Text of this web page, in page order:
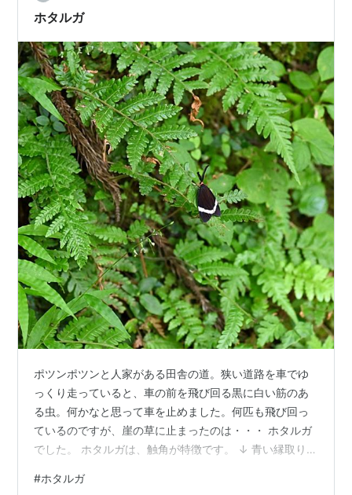
ホタルガ
ポツンポツンと人家がある田舎の道。狭い道路を車でゆ
っくり走っていると、車の前を飛び回る黒に白い筋のあ
る虫。何かなと思って車を止めました。何匹も飛び回っ
ているのですが、崖の草に止まったのは・・・ ホタルガ
でした。 ホタルガは、触角が特徴です。 ↓ 青い縁取り。
の個体。ふさふさ、こちらがオス。 （反対に書いていま
#ホタルガ